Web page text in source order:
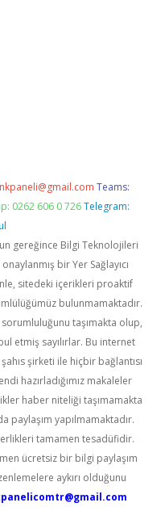
Teams:
0262 606 0 726 Telegram:
gereğince Bilgi Teknolojileri
bir Yer Sağlayıcı
sitedeki içerikleri proaktif
bulunmamaktadır.
taşımakta olup,
etmiş sayılırlar. Bu internet
şirketi ile hiçbir bağlantısı
hazırladığımız makaleler
haber niteliği taşımamakta
paylaşım yapılmamaktadır.
tamamen tesadüfidir.
ücretsiz bir bilgi paylaşım
aykırı olduğunu